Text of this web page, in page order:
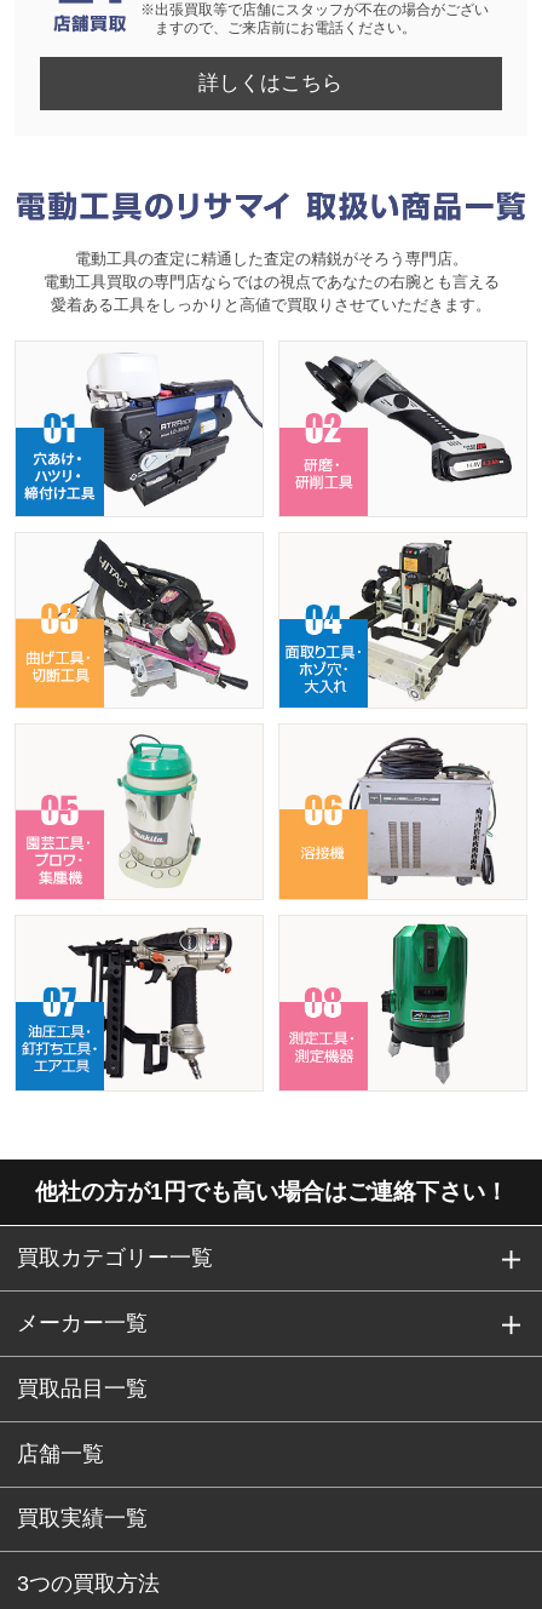
※出張買取等で店舗にスタッフが不在の場合がござい
ますので、ご来店前にお電話ください。
詳しくはこちら
電動工具の査定に精通した査定の精鋭がそろう専門店。
電動工具買取の専門店ならではの視点であなたの右腕とも言える
愛着ある工具をしっかりと高値で買取りさせていただきます。
他社の方が1円でも高い場合はご連絡下さい！
買取カテゴリー一覧
メーカー一覧
買取品目一覧
店舗一覧
買取実績一覧
3つの買取方法